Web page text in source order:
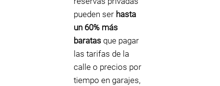
pueden ser hasta
un 60% más
baratas que pagar
las tarifas de la
calle o precios por
tiempo en garajes,